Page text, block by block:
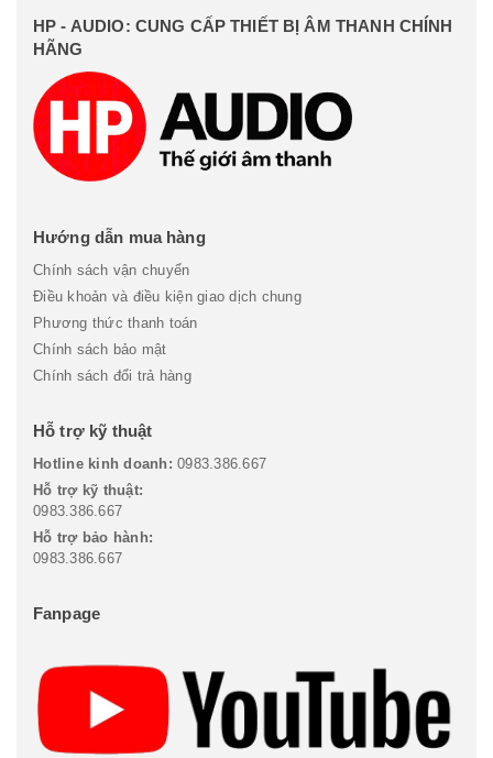
HP - AUDIO: CUNG CẤP THIẾT BỊ ÂM THANH CHÍNH
HÃNG
Hướng dẫn mua hàng
Chính sách vận chuyển
Điều khoản và điều kiện giao dịch chung
Phương thức thanh toán
Chính sách bảo mật
Chính sách đổi trả hàng
Hỗ trợ kỹ thuật
Hotline kinh doanh: 0983.386.667
Hỗ trợ kỹ thuật:
0983.386.667
Hỗ trợ bảo hành:
0983.386.667
Fanpage